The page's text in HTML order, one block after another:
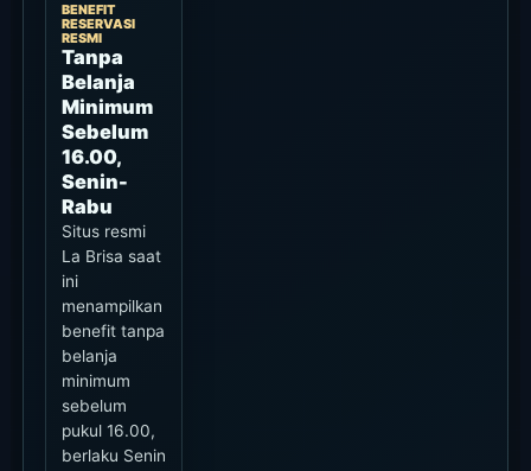
Rabu,
sebelum pukul
16.00. Syarat
berubah
menurut
kategori seat
dan slot
reservasi.
Syarat
Cek tanggal,
jam datang,
kategori seat,
pajak/biaya
layanan, dan
berlaku
tidaknya pada
hari event di
dan rute
reservasi. FAQ
tetap